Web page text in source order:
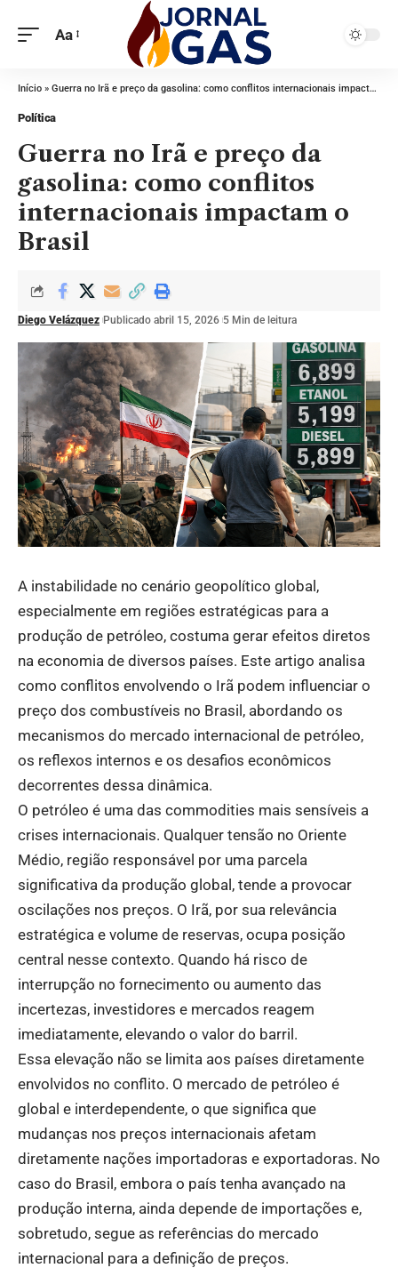
Aa
Início » Guerra no Irã e preço da gasolina: como conflitos internacionais impactam o Brasil
Política
Guerra no Irã e preço da
gasolina: como conflitos
internacionais impactam o
Brasil
Diego Velázquez Publicado abril 15, 2026 5 Min de leitura
A instabilidade no cenário geopolítico global,
especialmente em regiões estratégicas para a
produção de petróleo, costuma gerar efeitos diretos
na economia de diversos países. Este artigo analisa
como conflitos envolvendo o Irã podem influenciar o
preço dos combustíveis no Brasil, abordando os
mecanismos do mercado internacional de petróleo,
os reflexos internos e os desafios econômicos
decorrentes dessa dinâmica.
O petróleo é uma das commodities mais sensíveis a
crises internacionais. Qualquer tensão no Oriente
Médio, região responsável por uma parcela
significativa da produção global, tende a provocar
oscilações nos preços. O Irã, por sua relevância
estratégica e volume de reservas, ocupa posição
central nesse contexto. Quando há risco de
interrupção no fornecimento ou aumento das
incertezas, investidores e mercados reagem
imediatamente, elevando o valor do barril.
Essa elevação não se limita aos países diretamente
envolvidos no conflito. O mercado de petróleo é
global e interdependente, o que significa que
mudanças nos preços internacionais afetam
diretamente nações importadoras e exportadoras. No
caso do Brasil, embora o país tenha avançado na
produção interna, ainda depende de importações e,
sobretudo, segue as referências do mercado
internacional para a definição de preços.